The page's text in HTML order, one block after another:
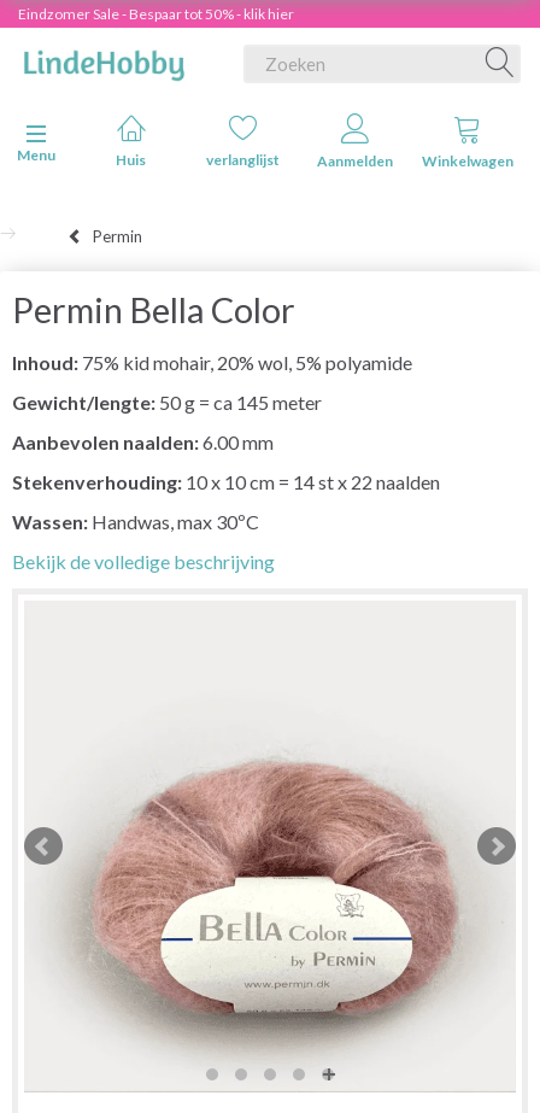
Eindzomer Sale - Bespaar tot 50% - klik hier
Navigatie in-/uitschakelen
Menu
Huis verlanglijst Aanmelden Winkelwagen
Permin
Permin Bella Color
Inhoud: 75% kid mohair, 20% wol, 5% polyamide
Gewicht/lengte: 50 g = ca 145 meter
Aanbevolen naalden:6.00 mm
Stekenverhouding: 10 x 10 cm = 14 st x 22 naalden
Wassen: Handwas, max 30ºC
Bekijk de volledige beschrijving